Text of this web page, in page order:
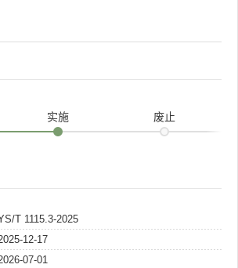
实施 废止
T 1115.3-2025
12-17
07-01